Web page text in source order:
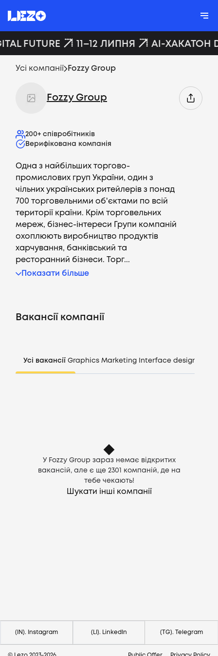
Вакансії
CV генератор
FUTURE 11–12 ЛИПНЯ AI-ХАКАТОН
Усі компанії Fozzy Group
Fozzy Group
200+ співробітників
Верифікована компанія
Одна з найбільших торгово-
промислових груп України, один з
чільних українських ритейлерів з понад
700 торговельними об'єктами по всій
території країни. Крім торговельних
мереж, бізнес-інтереси Групи компаній
охоплюють виробництво продуктів
харчування, банківський та
ресторанний бізнеси. Торг...
Показати більше
Вакансії компанії
Усі вакансії Graphics Marketing Interface design
У Fozzy Group зараз немає відкритих
вакансій, але є ще 2301
компаній, де на
тебе чекають!
Шукати інші компанії
(IN). Instagram (LI). LinkedIn (TG). Telegram